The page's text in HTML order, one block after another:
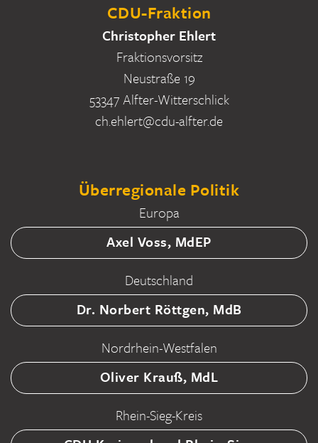
CDU-Fraktion
Christopher Ehlert
Fraktionsvorsitz
Neustraße 19
53347 Alfter-Witterschlick
ch.ehlert@cdu-alfter.de
Überregionale Politik
Europa
Axel Voss, MdEP
Deutschland
Dr. Norbert Röttgen, MdB
Nordrhein-Westfalen
Oliver Krauß, MdL
Rhein-Sieg-Kreis